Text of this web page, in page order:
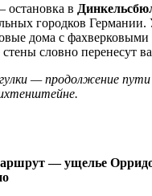
в
городков Германии.
дома с
словно перенесут
— продолжение
— ущелье